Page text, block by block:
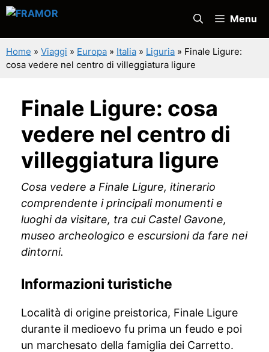
Vai
contenuto
Menu
Home » Viaggi » Europa » Italia » Liguria » Finale Ligure:
cosa vedere nel centro di villeggiatura ligure
Finale Ligure: cosa
vedere nel centro di
villeggiatura ligure
Cosa vedere a Finale Ligure, itinerario
comprendente i principali monumenti e
luoghi da visitare, tra cui Castel Gavone,
museo archeologico e escursioni da fare nei
dintorni.
Informazioni turistiche
Località di origine preistorica, Finale Ligure
durante il medioevo fu prima un feudo e poi
un marchesato della famiglia dei Carretto.